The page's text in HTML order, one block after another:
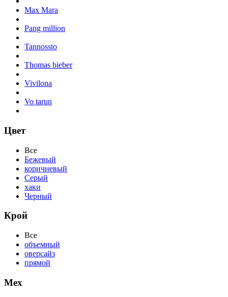
Max Mara
Pang million
Tannossto
Thomas bieber
Vivilona
Vo tarun
Цвет
Все
Бежевый
коричневый
Серый
хаки
Черный
Крой
Все
объемный
оверсайз
прямой
Мех